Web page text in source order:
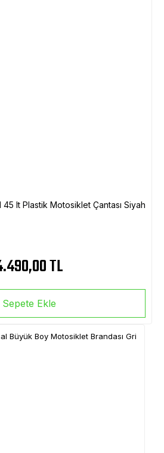
lt Plastik Motosiklet Çantası Siyah
TL
Sepete Ekle